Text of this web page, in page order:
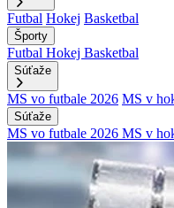
Futbal Hokej Basketbal
Športy
Futbal Hokej Basketbal
Súťaže
MS vo futbale 2026 MS v
Súťaže
MS vo futbale 2026 MS v